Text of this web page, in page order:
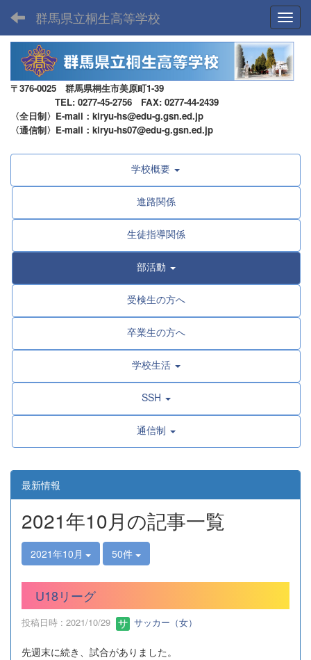
群馬県立桐生高等学校
〒376-0025 群馬県桐生市美原町1-39
TEL: 0277-45-2756 FAX: 0277-44-2439
〈全日制〉E-mail：kiryu-hs@edu-g.gsn.ed.jp
〈通信制〉E-mail：kiryu-hs07@edu-g.gsn.ed.jp
学校概要
進路関係
生徒指導関係
部活動
受検生の方へ
卒業生の方へ
学校生活
SSH
通信制
最新情報
2021年10月の記事一覧
2021年10月 50件
U18リーグ
投稿日時 : 2021/10/29 サッカー（女）
先週末に続き、試合がありました。